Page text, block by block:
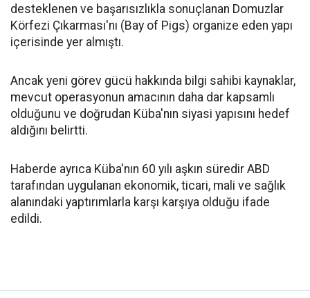
desteklenen ve başarısızlıkla sonuçlanan Domuzlar
Körfezi Çıkarması'nı (Bay of Pigs) organize eden yapı
içerisinde yer almıştı.
Ancak yeni görev gücü hakkında bilgi sahibi kaynaklar,
mevcut operasyonun amacının daha dar kapsamlı
olduğunu ve doğrudan Küba'nın siyasi yapısını hedef
aldığını belirtti.
Haberde ayrıca Küba'nın 60 yılı aşkın süredir ABD
tarafından uygulanan ekonomik, ticari, mali ve sağlık
alanındaki yaptırımlarla karşı karşıya olduğu ifade
edildi.